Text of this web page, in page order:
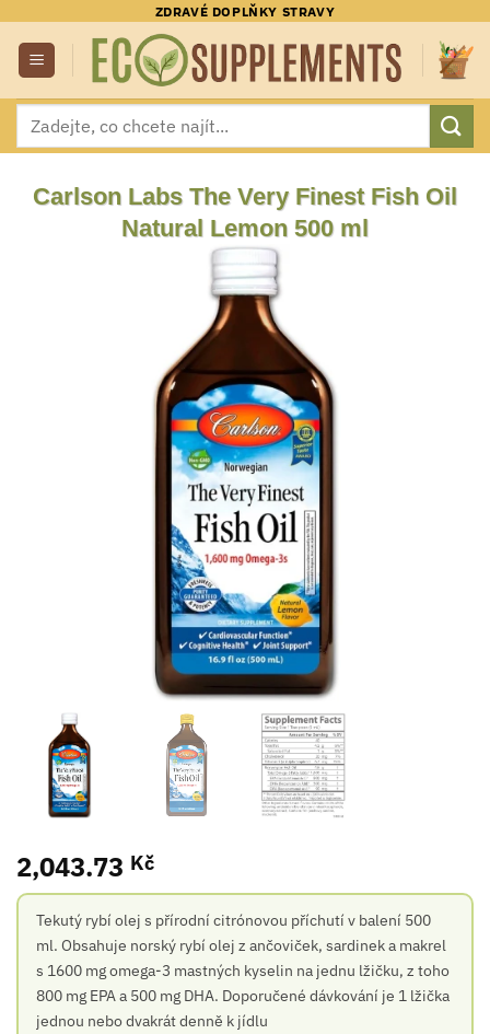
obsah
ZDRAVÉ DOPLŇKY STRAVY
Hledat:
Carlson Labs The Very Finest Fish Oil
Natural Lemon 500 ml
2,043.73 Kč
Tekutý rybí olej s přírodní citrónovou příchutí v balení 500
ml. Obsahuje norský rybí olej z ančoviček, sardinek a makrel
s 1600 mg omega-3 mastných kyselin na jednu lžičku, z toho
800 mg EPA a 500 mg DHA. Doporučené dávkování je 1 lžička
jednou nebo dvakrát denně k jídlu